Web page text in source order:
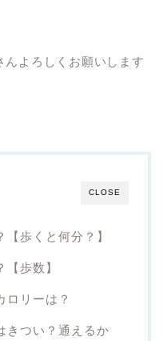
んよろしくお願いします
CLOSE
歩くと何分？】
歩数】
ロリーは？
きつい？通えるか